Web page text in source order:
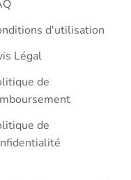
d'utilisation
Légal
de
de